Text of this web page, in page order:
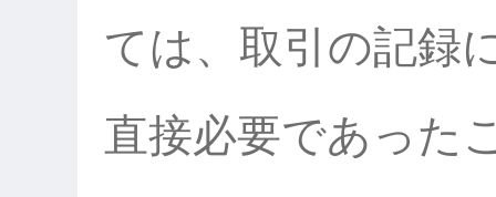
ては、取引の記録
直接必要であった